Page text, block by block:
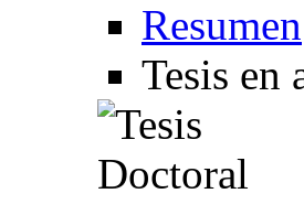
Resumen
Tesis en